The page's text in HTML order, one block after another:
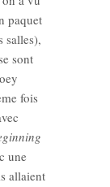
paquet
salles),
sont
fois
une
allaient